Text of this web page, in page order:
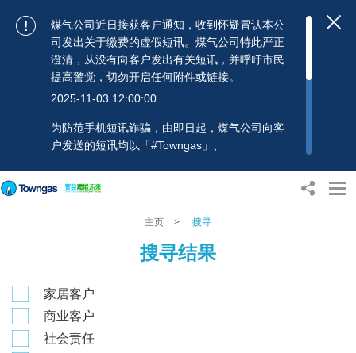
煤气公司近日接获客户通知，收到怀疑冒认本公
司发出关于缴费的虚假短讯。煤气公司特此严正
澄清，从没有向客户发出有关短讯，并呼吁市民
提高警觉，切勿开启任何附件或链接。
2025-11-03 12:00:00
为防范手机短讯诈骗，由即日起，煤气公司向客
户发送的短讯均以「#Towngas」、
启任何可疑附件或连结，并避免向来历不明的发
个人资料，以免蒙受损失。若有任何疑问，可随
邮：towngas.cs@towngas.com 查询。
主页 > 搜寻
搜寻结果
家居客户
商业客户
社会责任